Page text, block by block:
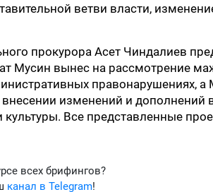
ветви власти,
прокурора Асет Чиндалиев
Мусин вынес на рассмотрение
правонарушениях, а
изменений и дополнений
Все представленные
всех брифингов?
канал в Telegram!